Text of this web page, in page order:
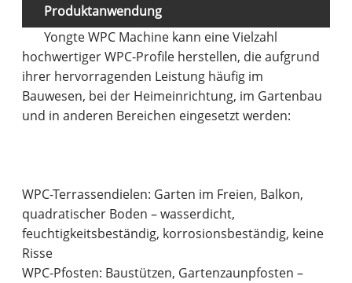
Produktanwendung
Yongte WPC Machine kann eine Vielzahl
hochwertiger WPC-Profile herstellen, die aufgrund
ihrer hervorragenden Leistung häufig im
Bauwesen, bei der Heimeinrichtung, im Gartenbau
und in anderen Bereichen eingesetzt werden:
WPC-Terrassendielen: Garten im Freien, Balkon,
quadratischer Boden – wasserdicht,
feuchtigkeitsbeständig, korrosionsbeständig, keine
Risse
WPC-Pfosten: Baustützen, Gartenzaunpfosten –